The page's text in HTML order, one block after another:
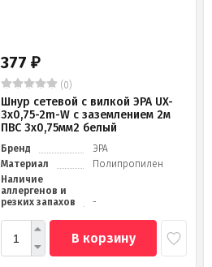
377 ₽
(0)
Шнур сетевой с вилкой ЭРА UX-
3x0,75-2m-W с заземлением 2м
ПВС 3x0,75мм2 белый
Бренд
ЭРА
Материал
Полипропилен
Наличие
аллергенов и
резких запахов
-
В корзину